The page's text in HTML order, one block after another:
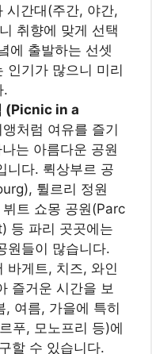
시간대(주간, 야간,
취향에 맞게 선택
에 출발하는 선셋
인기가 많으니 미리
.
(Picnic in a
처럼 여유를 즐기
는 아름다운 공원
니다. 뤽상부르 공
튈르리 정원
트 쇼몽 공원(Parc
등 파리 곳곳에는
원들이 많습니다.
바게트, 치즈, 와인
즐거운 시간을 보
, 여름, 가을에 특히
푸, 모노프리 등)에
할 수 있습니다.